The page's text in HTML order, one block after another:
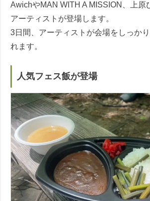
AwichやMAN WITH A MISSION、上原
アーティストが登場します。
3日間、アーティストが会場をしっか
れます。
人気フェス飯が登場